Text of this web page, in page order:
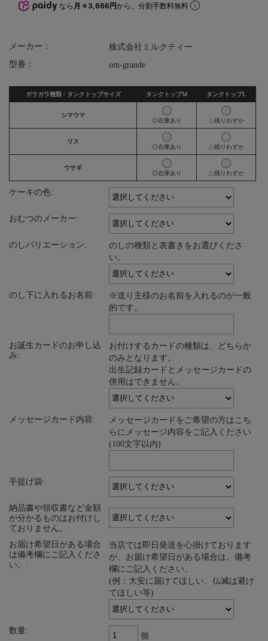
なら 月々3,666円から。分割手数料無料
メーカー：
株式会社ミルクティー
型番：
om-grande
ガラガラ種類 / タンクトップサイズ タンクトップM タンクトップL
シマウマ
◎在庫あり
△残りわずか
リス
◎在庫あり
△残りわずか
ウサギ
◎在庫あり
△残りわずか
ケーキの色:
おむつのメーカー:
のしバリエーション:
のしの種類と表書きをお選びくださ
い。
のし下に入れるお名前:
※送り主様のお名前を入れるのが一般
的です。
お誕生カードのお申し込
み:
お付けするカードの種類は、どちらか
のみとなります。
出生記録カードとメッセージカードの
併用はできません。
メッセージカード内容:
メッセージカードをご希望の方はこち
らにメッセージ内容をご記入ください
(100文字以内)
手提げ袋:
納品書や領収書など金額
が分かるものはお付けし
ておりません。:
お届け希望日がある場合
は備考欄にご記入くださ
い。:
当店では即日発送を心掛けております
が、お届け希望日がある場合は、備考
欄にご記入ください。
(例：大安に届けてほしい、仏滅は避け
てほしい等)
数量:
個